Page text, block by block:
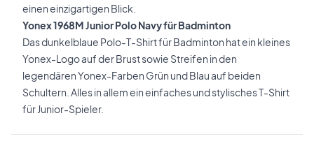
einen einzigartigen Blick.
Yonex 1968M Junior Polo Navy für Badminton
Das dunkelblaue Polo-T-Shirt für Badminton hat ein kleines
Yonex-Logo auf der Brust sowie Streifen in den
legendären Yonex-Farben Grün und Blau auf beiden
Schultern. Alles in allem ein einfaches und stylisches T-Shirt
für Junior-Spieler.